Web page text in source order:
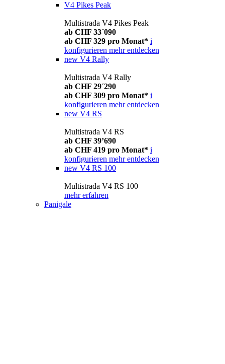
V4 Pikes Peak
Multistrada V4 Pikes Peak
ab CHF 33´090
ab CHF 329 pro Monat* i
konfigurieren mehr entdecken
new V4 Rally
Multistrada V4 Rally
ab CHF 29´290
ab CHF 309 pro Monat* i
konfigurieren mehr entdecken
new V4 RS
Multistrada V4 RS
ab CHF 39’690
ab CHF 419 pro Monat* i
konfigurieren mehr entdecken
new V4 RS 100
Multistrada V4 RS 100
mehr erfahren
Panigale